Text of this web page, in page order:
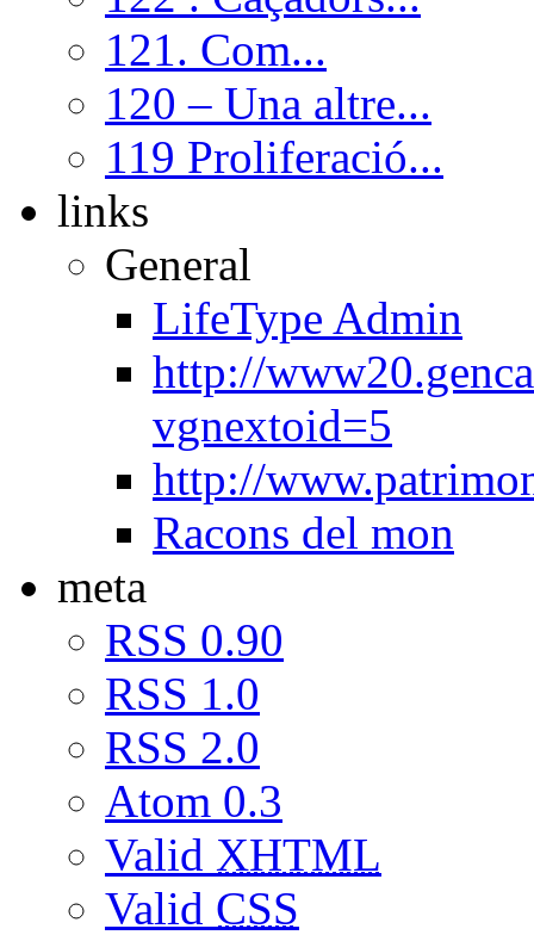
121. Com...
120 – Una altre...
119 Proliferació...
links
General
LifeType Admin
http://
vgnextoid=5
http://
Racons del mon
meta
RSS 0.90
RSS 1.0
RSS 2.0
Atom 0.3
Valid XHTML
Valid CSS